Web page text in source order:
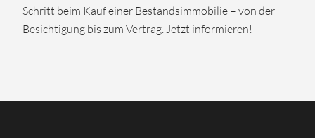
Schritt beim Kauf einer Bestandsimmobilie – von der
Besichtigung bis zum Vertrag. Jetzt informieren!